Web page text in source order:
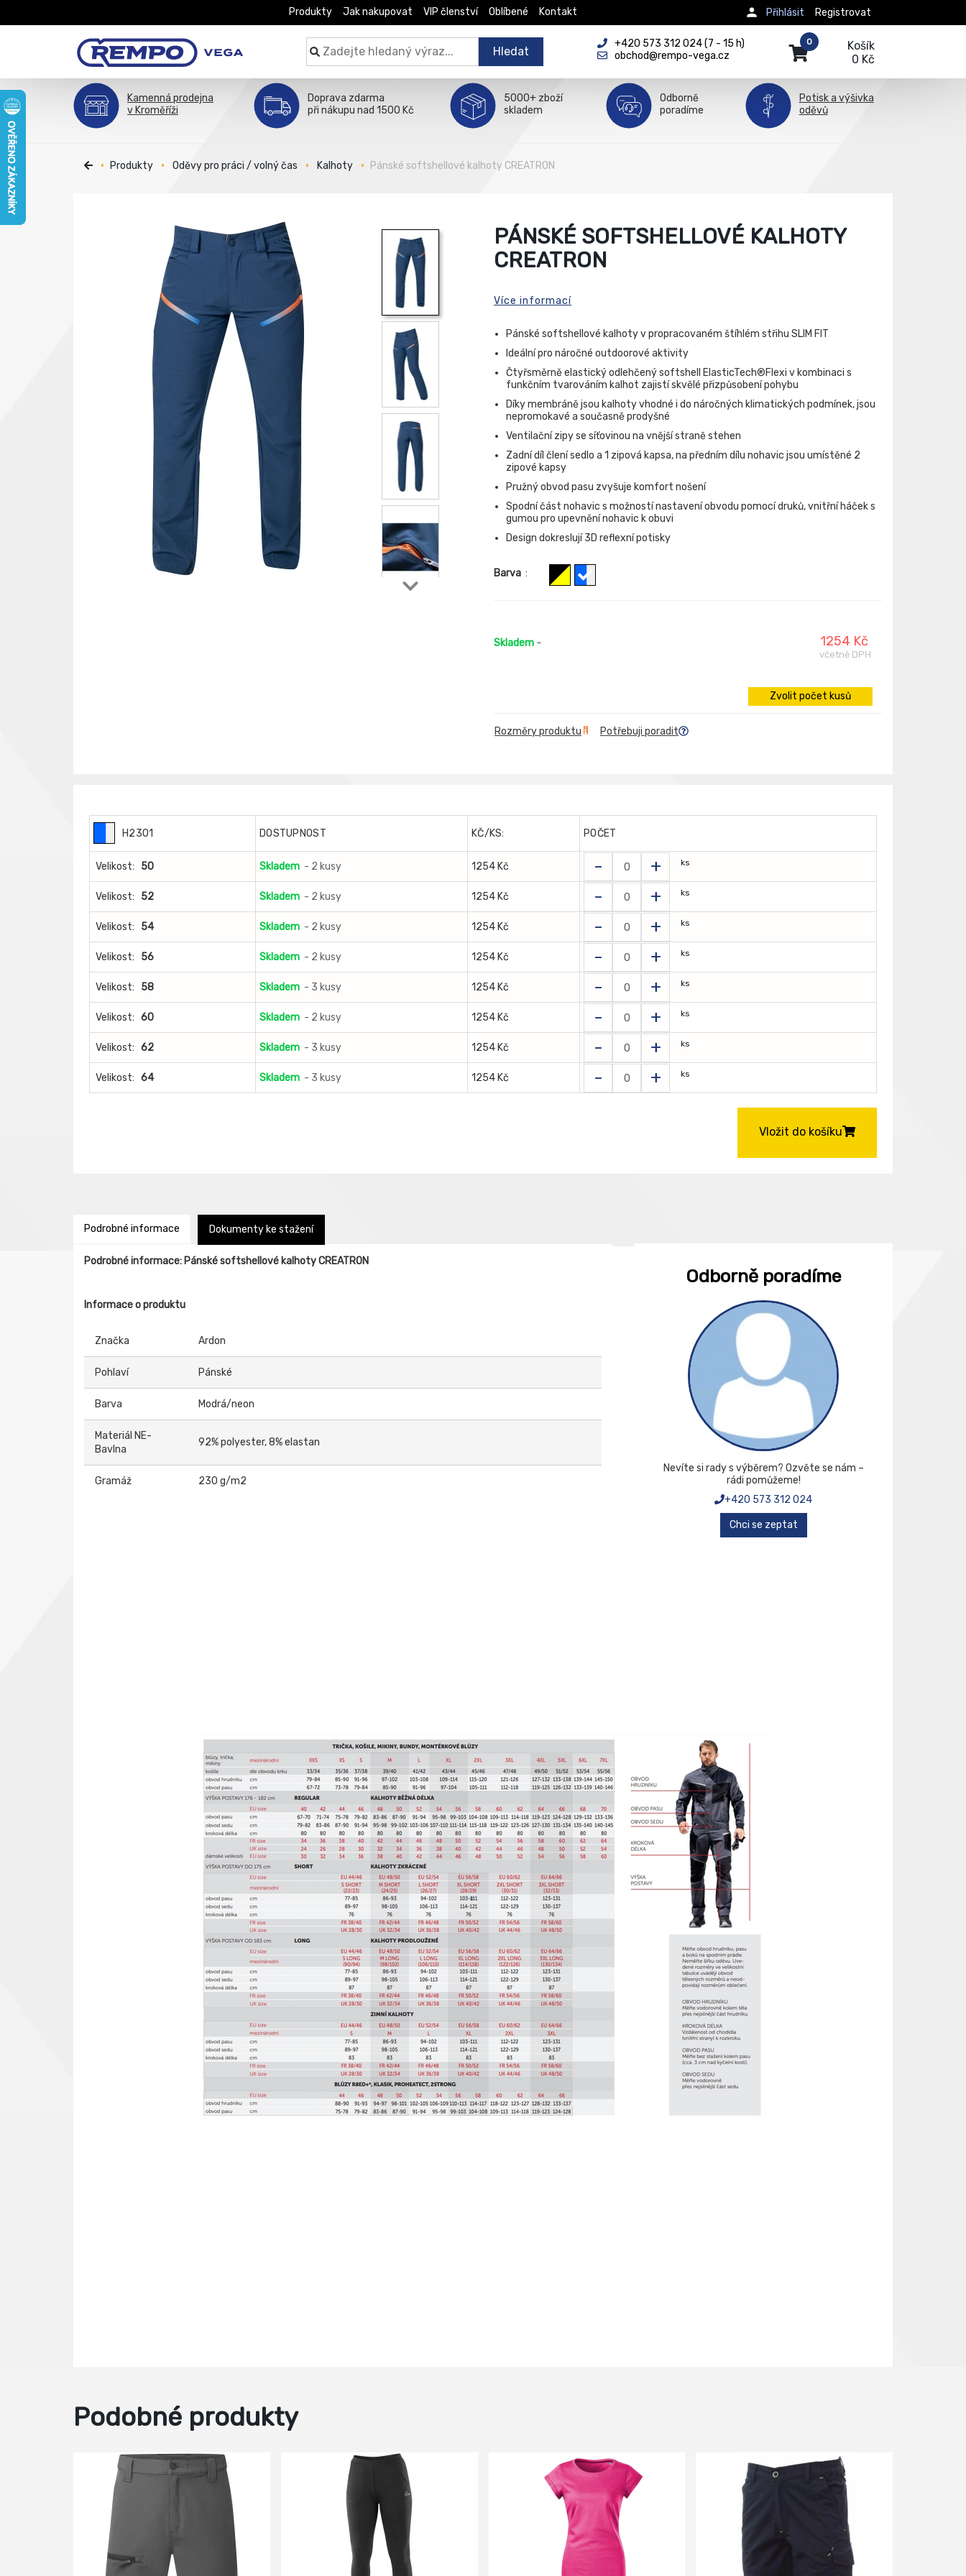
Produkty Jak nakupovat VIP členství Oblíbené Kontakt Registrovat
Přihlásit
Hledat
+420 573 312 024 (7 - 15 h)
obchod@rempo-vega.cz
Košík
0 Kč
0
Kamenná prodejna
v Kroměříži
Doprava zdarma
při nákupu nad 1500 Kč
5000+ zboží
skladem
Odborně
poradíme
Potisk a výšivka
oděvů
Produkty Oděvy pro práci / volný čas Kalhoty Pánské softshellové kalhoty CREATRON
PÁNSKÉ SOFTSHELLOVÉ KALHOTY
CREATRON
Více informací
Pánské softshellové kalhoty v propracovaném štíhlém střihu SLIM FIT
Ideální pro náročné outdoorové aktivity
Čtyřsměrně elastický odlehčený softshell ElasticTech®Flexi v kombinaci s
funkčním tvarováním kalhot zajistí skvělé přizpůsobení pohybu
Díky membráně jsou kalhoty vhodné i do náročných klimatických podmínek, jsou
nepromokavé a současně prodyšné
Ventilační zipy se síťovinou na vnější straně stehen
Zadní díl člení sedlo a 1 zipová kapsa, na předním dílu nohavic jsou umístěné 2
zipové kapsy
Pružný obvod pasu zvyšuje komfort nošení
Spodní část nohavic s možností nastavení obvodu pomocí druků, vnitřní háček s
gumou pro upevnění nohavic k obuvi
Design dokreslují 3D reflexní potisky
Barva :
Skladem - 1254 Kč
včetně DPH
Zvolit počet kusů
Rozměry produktu Potřebuji poradit
H2301 DOSTUPNOST KČ/KS: POČET
Velikost: 50 Skladem - 2 kusy 1254 Kč - + ks
Velikost: 52 Skladem - 2 kusy 1254 Kč - + ks
Velikost: 54 Skladem - 2 kusy 1254 Kč - + ks
Velikost: 56 Skladem - 2 kusy 1254 Kč - + ks
Velikost: 58 Skladem - 3 kusy 1254 Kč - + ks
Velikost: 60 Skladem - 2 kusy 1254 Kč - + ks
Velikost: 62 Skladem - 3 kusy 1254 Kč - + ks
Velikost: 64 Skladem - 3 kusy 1254 Kč - + ks
Vložit do košíku
Podrobné informace Dokumenty ke stažení
Podrobné informace: Pánské softshellové kalhoty CREATRON
Informace o produktu
Značka Ardon
Pohlaví Pánské
Barva Modrá/neon
Materiál NE-
Bavlna
92% polyester, 8% elastan
Gramáž 230 g/m2
Odborně poradíme
Nevíte si rady s výběrem? Ozvěte se nám –
rádi pomůžeme!
+420 573 312 024
Chci se zeptat
Podobné produkty